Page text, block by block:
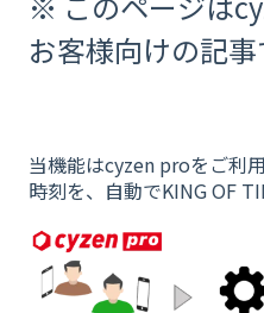
お客様向けの記
当機能はcyzen proをご利
時刻を、自動でKING OF